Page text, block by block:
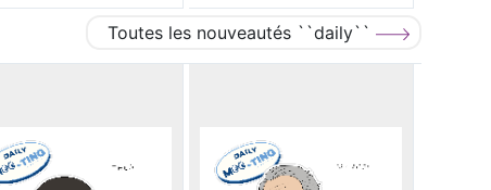
Toutes les nouveautés ``daily``